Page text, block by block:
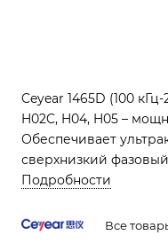
Ceyear 1465D (100
H02C, H04, H05 –
Обеспечивает
сверхнизкий
высокую выходную
Подробности
Все